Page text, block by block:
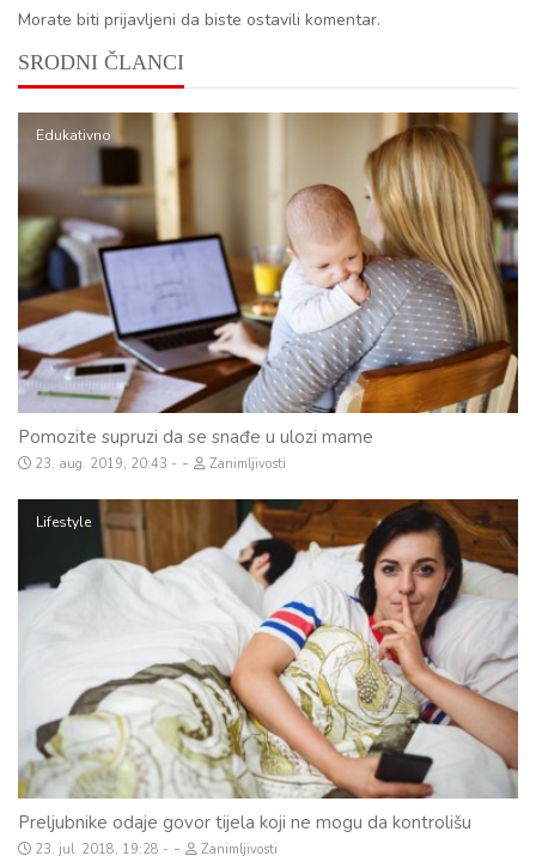
Morate biti prijavljeni da biste ostavili komentar.
SRODNI ČLANCI
Edukativno
Pomozite supruzi da se snađe u ulozi mame
23. aug. 2019, 20:43 - Zanimljivosti
Lifestyle
Preljubnike odaje govor tijela koji ne mogu da kontrolišu
23. jul. 2018, 19:28 - Zanimljivosti